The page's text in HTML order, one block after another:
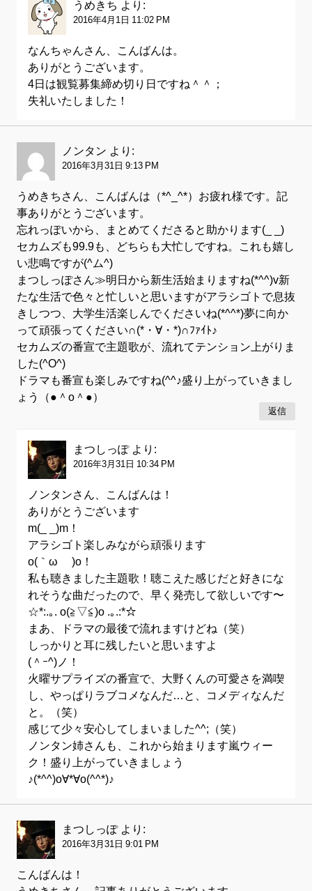
うめきち より:
2016年4月1日 11:02 PM
なんちゃんさん、こんばんは。
ありがとうございます。
4日は観覧募集締め切り日ですね＾＾；
失礼いたしました！
ノンタン より:
2016年3月31日 9:13 PM
うめきちさん、こんばんは（*^_^*）お疲れ様です。記
事ありがとうございます。
忘れっぽいから、まとめてくださると助かります(_ _)
セカムズも99.9も、どちらも大忙しですね。これも嬉し
い悲鳴ですが(^ム^)
まつしっぽさん≫明日から新生活始まりますね(*^^)v新
たな生活で色々と忙しいと思いますがアラシゴトで息抜
きしつつ、大学生活楽しんでくださいね(*^^*)夢に向か
って頑張ってください∩(*・∀・*)∩ﾌｧｲﾄ♪
セカムズの番宣で主題歌が、流れてテンション上がりま
した(^O^)
ドラマも番宣も楽しみですね(^^♪盛り上がっていきまし
ょう（●＾o＾●）
返信
まつしっぽ より:
2016年3月31日 10:34 PM
ノンタンさん、こんばんは！
ありがとうございます
m(_ _)m！
アラシゴト楽しみながら頑張ります
o(｀ω´ )o！
私も聴きました主題歌！聴こえた感じだと好きにな
れそうな曲だったので、早く発売して欲しいです〜
☆*:.｡. o(≧▽≦)o .｡.:*☆
まあ、ドラマの最後で流れますけどね（笑）
しっかりと耳に残したいと思いますよ
(＾ｰ^)ノ！
火曜サプライズの番宣で、大野くんの可愛さを満喫
し、やっぱりラブコメなんだ…と、コメディなんだ
と。（笑）
感じて少々安心してしまいました^^;（笑）
ノンタン姉さんも、これから始まります嵐ウィー
ク！盛り上がっていきましょう
♪(*^^)o∀*∀o(^^*)♪
まつしっぽ より:
2016年3月31日 9:01 PM
こんばんは！